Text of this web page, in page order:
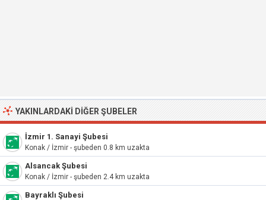
YAKINLARDAKI DIĞER ŞUBELER
İzmir 1. Sanayi Şubesi
Konak / İzmir - şubeden 0.8 km uzakta
Alsancak Şubesi
Konak / İzmir - şubeden 2.4 km uzakta
Bayraklı Şubesi